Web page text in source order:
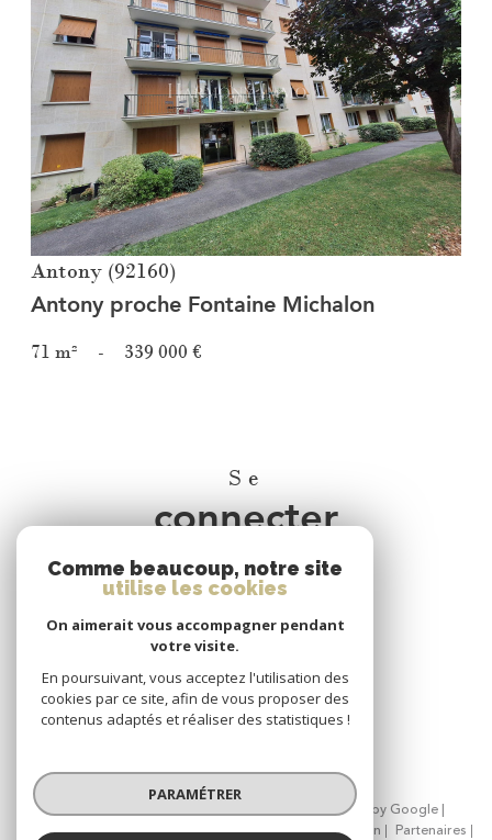
Voir le bien
Antony (92160)
Antony proche Fontaine Michalon
71 m² - 339 000 €
Se
connecter
espace propriétaire
Nous
adhérons
© 2026 | Tous droits réservés | Traduction powered by Google |
Nos honoraires
Plan du site Mentions légales Admin Partenaires
Comme beaucoup, notre site
utilise les cookies
On aimerait vous accompagner pendant
votre visite.
En poursuivant, vous acceptez l'utilisation des
cookies par ce site, afin de vous proposer des
contenus adaptés et réaliser des statistiques !
PARAMÉTRER